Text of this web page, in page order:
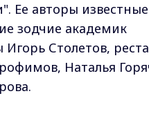
Ее авторы известные
зодчие академик
Игорь Столетов,
Наталья